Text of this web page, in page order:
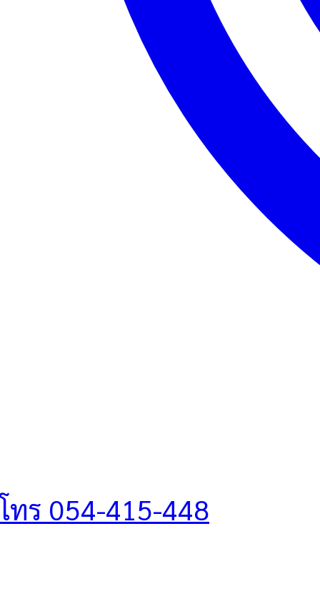
โทร 054-415-448